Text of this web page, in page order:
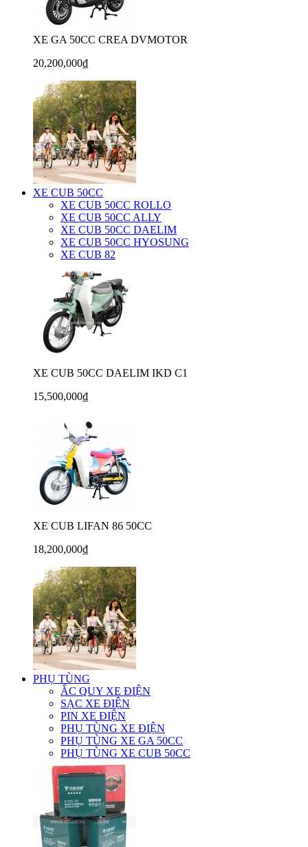
XE GA 50CC CREA DVMOTOR
20,200,000₫
XE CUB 50CC
XE CUB 50CC ROLLO
XE CUB 50CC ALLY
XE CUB 50CC DAELIM
XE CUB 50CC HYOSUNG
XE CUB 82
XE CUB 50CC DAELIM IKD C1
15,500,000₫
XE CUB LIFAN 86 50CC
18,200,000₫
PHỤ TÙNG
ẮC QUY XE ĐIỆN
SẠC XE ĐIỆN
PIN XE ĐIỆN
PHỤ TÙNG XE ĐIỆN
PHỤ TÙNG XE GA 50CC
PHỤ TÙNG XE CUB 50CC